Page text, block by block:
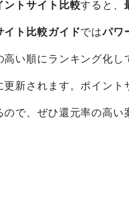
ントサイト比較 すると、
イト比較ガイドでは パワ
高い順にランキング化